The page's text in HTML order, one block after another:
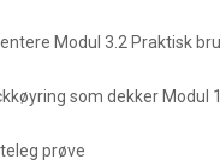
Modul 3.2 Praktisk
som dekker
prøve